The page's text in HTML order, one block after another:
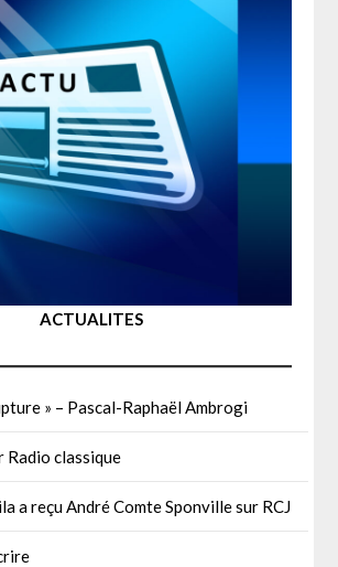
ACTUALITES
» – Pascal-Raphaël Ambrogi
Radio classique
a reçu André Comte Sponville sur RCJ